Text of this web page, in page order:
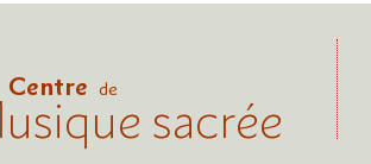
Centre de sacrée